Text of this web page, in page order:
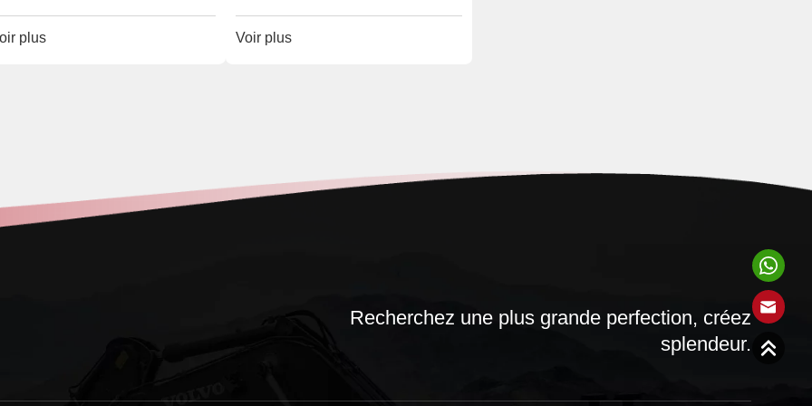
plus Voir plus
Recherchez une plus grande perfection, créez
splendeur.